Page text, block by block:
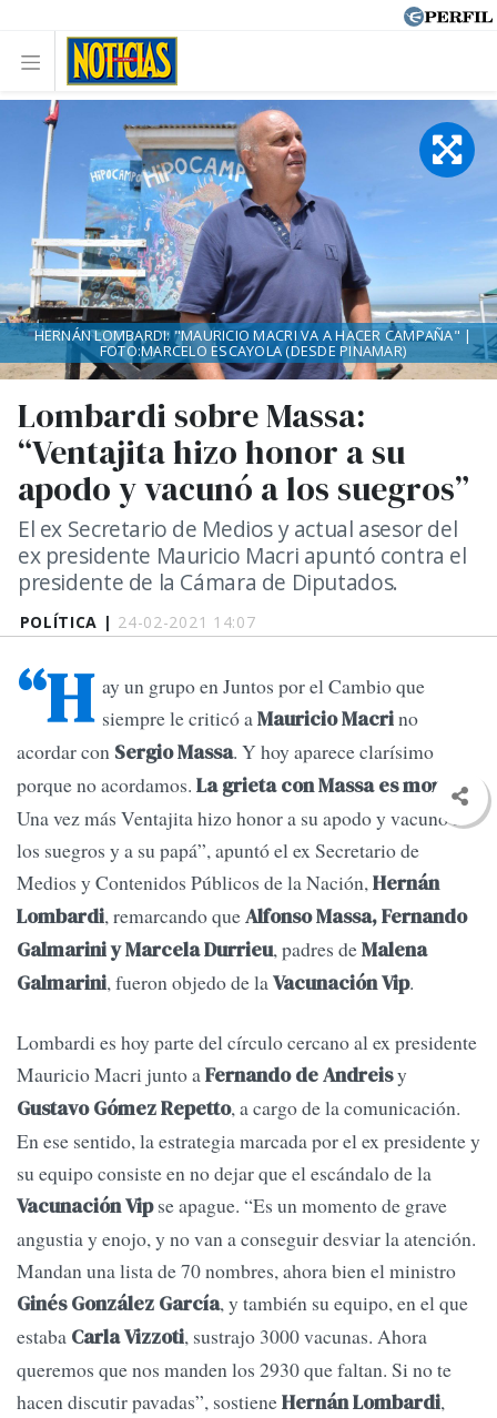
POLÍTICA | 24-02-2021 14:07
Lombardi sobre Massa:
“Ventajita hizo honor a su
apodo y vacunó a los suegros”
El ex Secretario de Medios y actual asesor del
ex presidente Mauricio Macri apuntó contra el
presidente de la Cámara de Diputados.
HERNÁN LOMBARDI: "MAURICIO MACRI VA A HACER CAMPAÑA" |
FOTO:MARCELO ESCAYOLA (DESDE PINAMAR)
“H ay un grupo en Juntos por el Cambio que
siempre le criticó aMauricio Macrino
acordar con Sergio Massa. Y hoy aparece clarísimo
porque no acordamos. La grieta con Massa es moral.
Una vez más Ventajita hizo honor a su apodo y vacunó a
los suegros y a su papá”, apuntó el ex Secretario de
Medios y Contenidos Públicos de la Nación,Hernán
Lombardi, remarcando queAlfonso Massa, Fernando
Galmarini y Marcela Durrieu, padres deMalena
Galmarini, fueron objedo de laVacunación Vip.
Lombardi es hoy parte del círculo cercano al ex presidente
Mauricio Macri junto aFernando de Andreisy
Gustavo Gómez Repetto, a cargo de la comunicación.
En ese sentido, la estrategia marcada por el ex presidente y
su equipo consiste en no dejar que el escándalo de la
Vacunación Vipse apague. “Es un momento de grave
angustia y enojo, y no van a conseguir desviar la atención.
Mandan una lista de 70 nombres, ahora bien el ministro
Ginés González García, y también su equipo, en el que
estaba Carla Vizzoti, sustrajo 3000 vacunas. Ahora
queremos que nos manden los 2930 que faltan. Si no te
hacen discutir pavadas”, sostieneHernán Lombardi,